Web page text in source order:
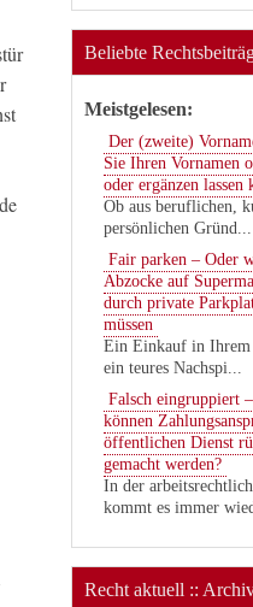
Beliebte
Meistgelesen:
Der (zweite)
Sie Ihren Vornamen
oder ergänzen lassen
Ob aus beruflichen,
persönlichen Gründ...
Fair parken – Oder
Abzocke auf
durch private
müssen
Ein Einkauf in Ihrem
ein teures Nachspi...
Falsch eingruppiert
können
öffentlichen Dienst
gemacht werden?
In der
kommt es immer
Recht aktuell ::